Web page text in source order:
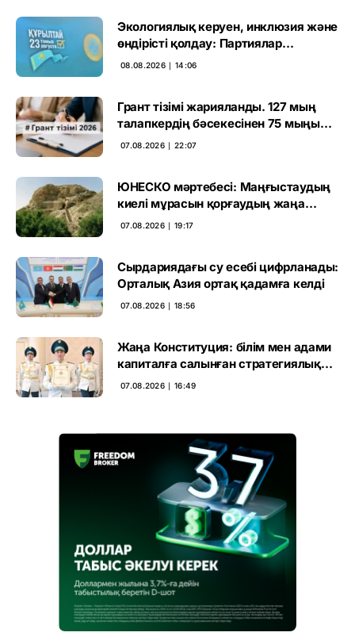
Экологиялық керуен, инклюзия және
өндірісті қолдау: Партиялар
өңірлерде қандай мәселе көтерді
08.08.2026 ∣ 14:06
Грант тізімі жарияланды. 127 мың
талапкердің бәсекесінен 75 мыңы
өтті
07.08.2026 ∣ 22:07
ЮНЕСКО мәртебесі: Маңғыстаудың
киелі мұрасын қорғаудың жаңа
кезеңі басталды
07.08.2026 ∣ 19:17
Сырдариядағы су есебі цифрланады:
Орталық Азия ортақ қадамға келді
07.08.2026 ∣ 18:56
Жаңа Конституция: білім мен адами
капиталға салынған стратегиялық
негіз
07.08.2026 ∣ 16:49